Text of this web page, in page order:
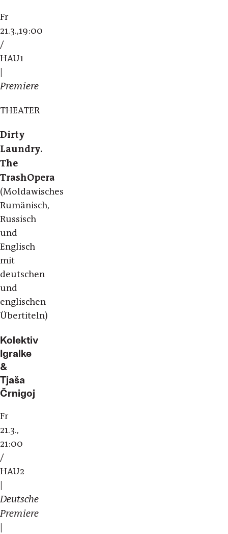
Fr
21.3.,19:00
/
HAU1
|
Premiere
THEATER
Dirty
Laundry.
The
TrashOpera
(Moldawisches
Rumänisch,
Russisch
und
Englisch
mit
deutschen
und
englischen
Übertiteln)
Kolektiv
Igralke
&
Tjaša
Črnigoj
Fr
21.3.,
21:00
/
HAU2
|
Deutsche
Premiere
|